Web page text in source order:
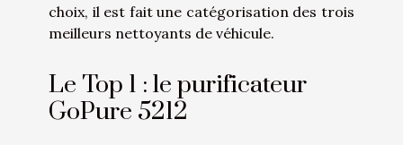
choix, il est fait une catégorisation des trois
meilleurs nettoyants de véhicule.
Le Top 1 : le purificateur
GoPure 5212